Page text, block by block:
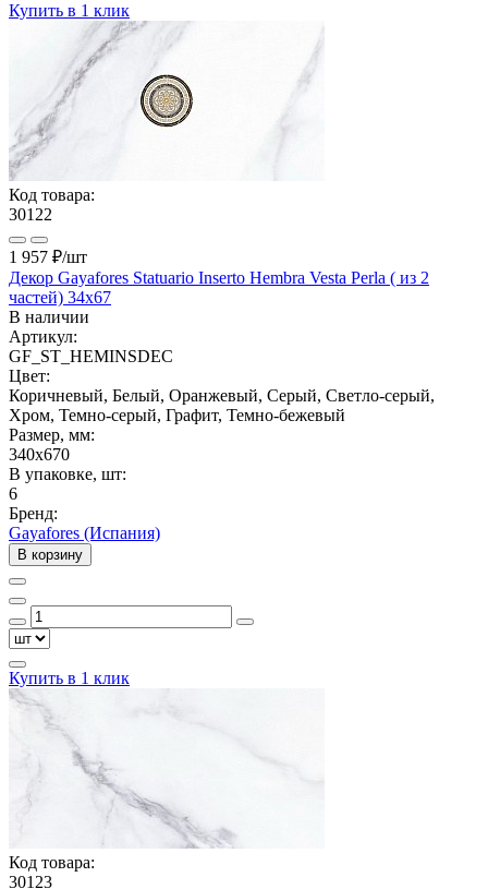
Купить в 1 клик
Код товара:
30122
1 957 ₽/шт
Декор Gayafores Statuario Inserto Hembra Vesta Perla ( из 2
частей) 34x67
В наличии
Артикул:
GF_ST_HEMINSDEC
Цвет:
Коричневый, Белый, Оранжевый, Серый, Светло-серый,
Хром, Темно-серый, Графит, Темно-бежевый
Размер, мм:
340x670
В упаковке, шт:
6
Бренд:
Gayafores (Испания)
В корзину
Купить в 1 клик
Код товара:
30123